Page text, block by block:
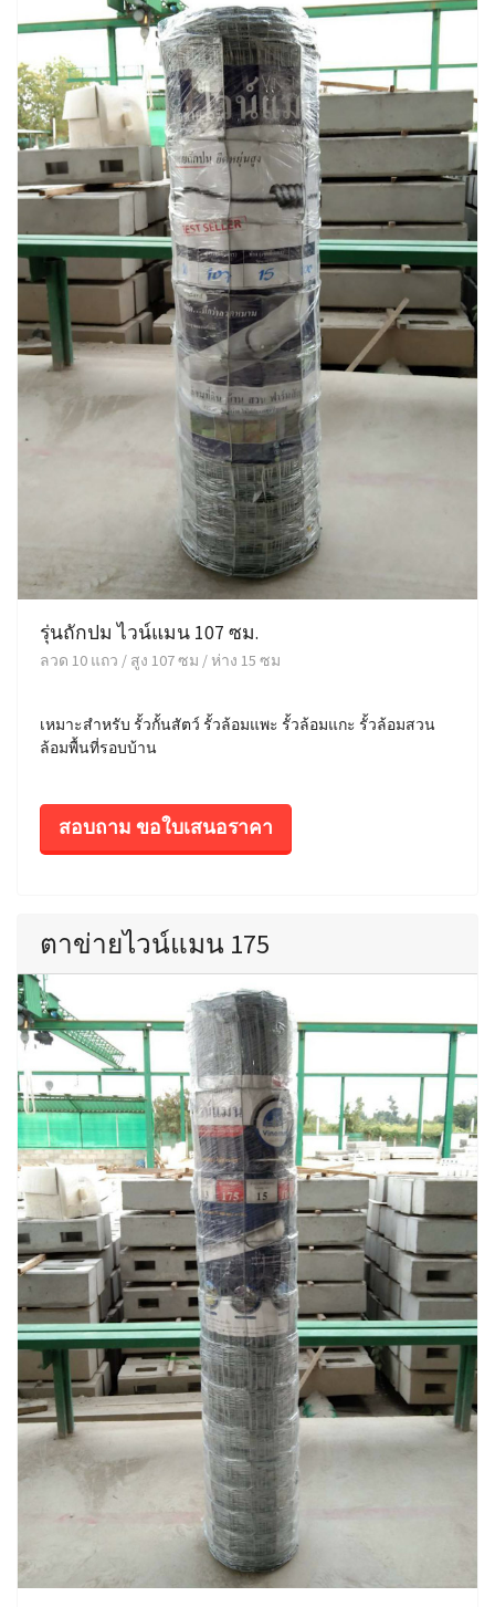
รุ่นถักปม ไวน์แมน 107 ซม.
ลวด 10 แถว / สูง 107 ซม / ห่าง 15 ซม
เหมาะสำหรับ รั้วกั้นสัตว์ รั้วล้อมแพะ รั้วล้อมแกะ รั้วล้อมสวน
ล้อมพื้นที่รอบบ้าน
สอบถาม ขอใบเสนอราคา
ตาข่ายไวน์แมน 175